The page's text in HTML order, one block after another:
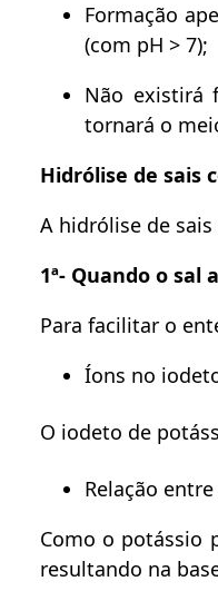
Formação
(com pH > 7);
Não existirá
tornará o
Hidrólise de sais
A hidrólise de
1ª- Quando o
Para facilitar o
Íons no
O iodeto de
Relação
Como o potássio
resultando na